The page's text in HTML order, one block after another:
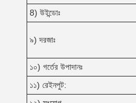
8) উইন্ডোঃ
৯) দরজাঃ
১০) গর্তের উপাদানঃ
১১) রেইনপুট: